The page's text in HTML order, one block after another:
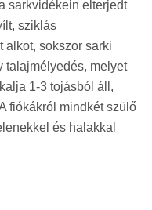
sarkvidékein elterjedt
sziklás
alkot, sokszor sarki
talajmélyedés, melyet
1-3 tojásból áll,
fiókákról mindkét szülő
és halakkal